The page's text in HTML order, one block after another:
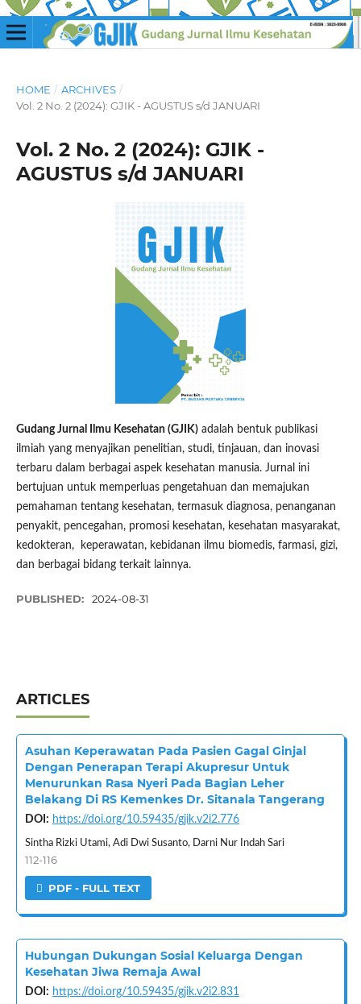
HOME / ARCHIVES /
Vol. 2 No. 2 (2024): GJIK - AGUSTUS s/d JANUARI
Vol. 2 No. 2 (2024): GJIK -
AGUSTUS s/d JANUARI
Gudang Jurnal Ilmu Kesehatan (GJIK)adalah bentuk publikasi
ilmiah yang menyajikan penelitian, studi, tinjauan, dan inovasi
terbaru dalam berbagai aspek kesehatan manusia. Jurnal ini
bertujuan untuk memperluas pengetahuan dan memajukan
pemahaman tentang kesehatan, termasuk diagnosa, penanganan
penyakit, pencegahan, promosi kesehatan, kesehatan masyarakat,
kedokteran, keperawatan, kebidanan ilmu biomedis, farmasi, gizi,
dan berbagai bidang terkait lainnya.
PUBLISHED: 2024-08-31
ARTICLES
Asuhan Keperawatan Pada Pasien Gagal Ginjal
Dengan Penerapan Terapi Akupresur Untuk
Menurunkan Rasa Nyeri Pada Bagian Leher
Belakang Di RS Kemenkes Dr. Sitanala Tangerang
DOI: https://doi.org/10.59435/gjik.v2i2.776
Sintha Rizki Utami, Adi Dwi Susanto, Darni Nur Indah Sari
112-116
PDF - FULL TEXT
Hubungan Dukungan Sosial Keluarga Dengan
Kesehatan Jiwa Remaja Awal
DOI: https://doi.org/10.59435/gjik.v2i2.831